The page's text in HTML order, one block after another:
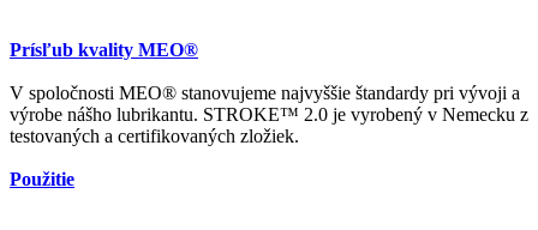
Prísľub kvality MEO®
V spoločnosti MEO® stanovujeme najvyššie štandardy pri vývoji a
výrobe nášho lubrikantu. STROKE™ 2.0 je vyrobený v Nemecku z
testovaných a certifikovaných zložiek.
Použitie